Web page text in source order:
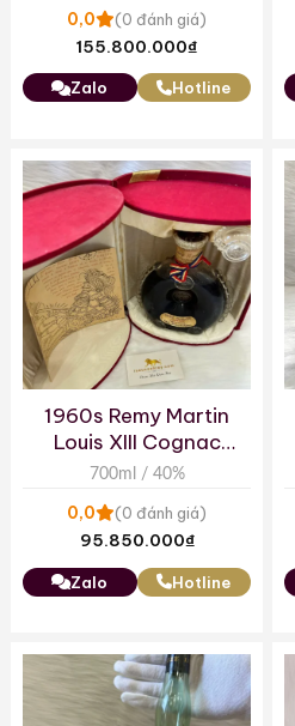
0,0 (0 đánh giá)
155.800.000₫
Zalo Hotline
1960s Remy Martin
Louis XIII Cognac
Grande Champagne
Rarest Reserve
700ml / 40%
0,0 (0 đánh giá)
95.850.000₫
Zalo Hotline